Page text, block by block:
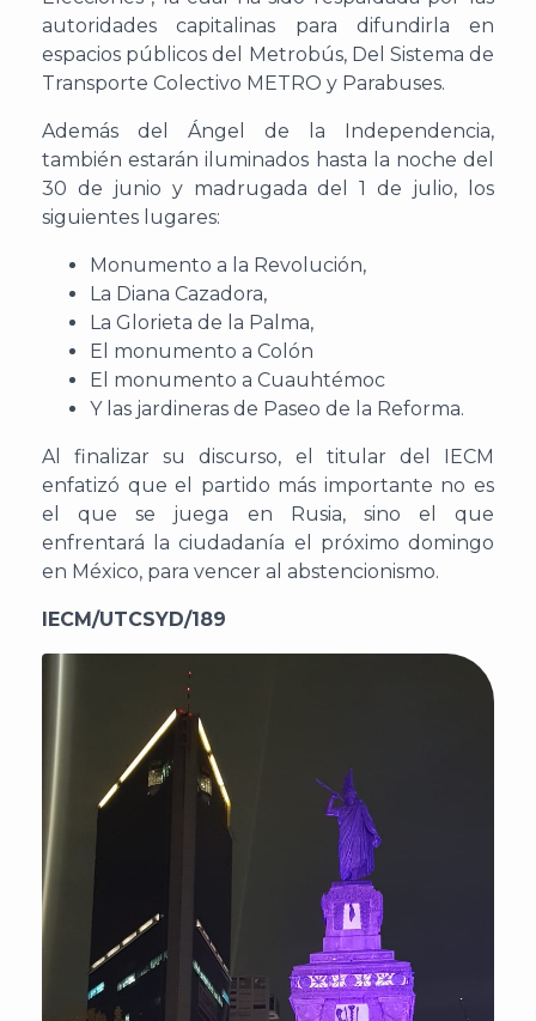
autoridades capitalinas para difundirla en
espacios públicos del Metrobús, Del Sistema de
Transporte Colectivo METRO y Parabuses.
Además del Ángel de la Independencia,
también estarán iluminados hasta la noche del
30 de junio y madrugada del 1 de julio, los
siguientes lugares:
Monumento a la Revolución,
La Diana Cazadora,
La Glorieta de la Palma,
El monumento a Colón
El monumento a Cuauhtémoc
Y las jardineras de Paseo de la Reforma.
Al finalizar su discurso, el titular del IECM
enfatizó que el partido más importante no es
el que se juega en Rusia, sino el que
enfrentará la ciudadanía el próximo domingo
en México, para vencer al abstencionismo.
IECM/UTCSYD/189